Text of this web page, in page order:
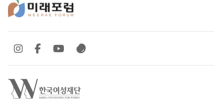
SNS 바로가기
SNS 바로가기SNS 바로가기
SNS 바로가기